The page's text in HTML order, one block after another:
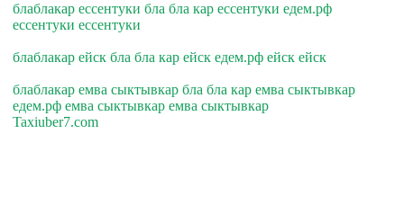
блаблакар ессентуки бла бла кар ессентуки едем.рф
ессентуки ессентуки
блаблакар ейск бла бла кар ейск едем.рф ейск ейск
блаблакар емва сыктывкар бла бла кар емва сыктывкар
едем.рф емва сыктывкар емва сыктывкар
Taxiuber7.com